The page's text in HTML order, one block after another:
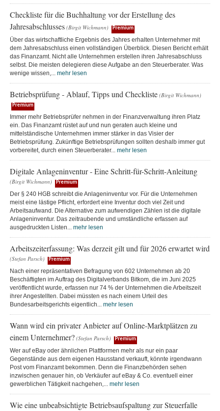
Checkliste für die Buchhaltung vor der Erstellung des
Jahresabschlusses (Birgit Wichmann) Premium
Über das wirtschaftliche Ergebnis des Jahres erhalten Unternehmer mit
dem Jahresabschluss einen vollständigen Überblick. Diesen Bericht erhält
das Finanzamt. Nicht alle Unternehmen erstellen ihren Jahresabschluss
selbst. Die meisten delegieren diese Aufgabe an den Steuerberater. Was
wenige wissen,... mehr lesen
Betriebsprüfung - Ablauf, Tipps und Checkliste (Birgit Wichmann)
Premium
Immer mehr Betriebsprüfer nehmen in der Finanzverwaltung ihren Platz
ein. Das Finanzamt rüstet auf und nun geraten auch kleine und
mittelständische Unternehmen immer stärker in das Visier der
Betriebsprüfung. Zukünftige Betriebsprüfungen sollten deshalb immer gut
vorbereitet, durch einen Steuerberater... mehr lesen
Digitale Anlageninventur - Eine Schritt-für-Schritt-Anleitung
(Birgit Wichmann) Premium
Der § 240 HGB schreibt die Anlageninventur vor. Für die Unternehmen
meist eine lästige Pflicht, erfordert eine Inventur doch viel Zeit und
Arbeitsaufwand. Die Alternative zum aufwendigen Zählen ist die digitale
Anlageninventur. Das zeitraubende und umständliche erfassen auf
ausgedruckten Listen... mehr lesen
Arbeitszeiterfassung: Was derzeit gilt und für 2026 erwartet wird
(Stefan Parsch) Premium
Nach einer repräsentativen Befragung von 602 Unternehmen ab 20
Beschäftigten im Auftrag des Digitalverbands Bitkom, die im Juni 2025
veröffentlicht wurde, erfassen nur 74 % der Unternehmen die Arbeitszeit
ihrer Angestellten. Dabei müssten es nach einem Urteil des
Bundesarbeitsgerichts eigentlich... mehr lesen
Wann wird ein privater Anbieter auf Online-Marktplätzen zu
einem Unternehmer? (Stefan Parsch) Premium
Wer auf eBay oder ähnlichen Plattformen mehr als nur ein paar
Gegenstände aus dem eigenen Hausstand verkauft, könnte irgendwann
Post vom Finanzamt bekommen. Denn die Finanzbehörden sehen
inzwischen genauer hin, ob Verkäufer auf eBay & Co. eventuell einer
gewerblichen Tätigkeit nachgehen,... mehr lesen
Wie eine unbeabsichtigte Betriebsaufspaltung zur Steuerfalle